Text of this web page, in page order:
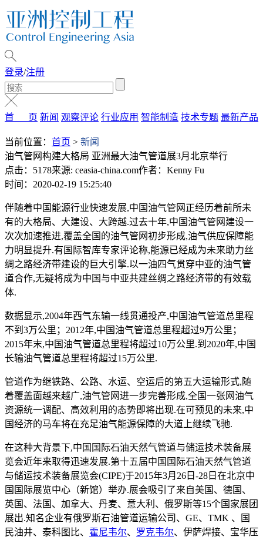
登录/注册
首 页 新闻 观察评论 行业应用 智能制造 技术专题 最新产品
当前位置： 首页 > 新闻
油气管网构建大格局 亚洲最大油气管道展3月北京举行
点击：5178来源: ceasia-china.com作者：Kenny Fu
时间：2020-02-19 15:25:40
伴随着中国能源行业快速发展,中国油气管网正经历着前所未
有的大格局、大建设、大跨越.过去十年,中国油气管网建设一
次次加速推进,覆盖全国的油气管网初步形成,油气供应保障能
力明显提升.有国际智库专家评论称,能源已经成为未来助力丝
绸之路经济带建设的巨大引擎.以一油四气贯穿中亚的油气管
道合作,无疑将成为中国与中亚共建丝绸之路经济带的有效载
体.
数据显示,2004年西气东输一线贯通投产,中国油气管道总里程
不到3万公里；2012年,中国油气管道总里程超过9万公里；
2015年末,中国油气管道总里程将超过10万公里.到2020年,中国
长输油气管道总里程将超过15万公里.
管道作为继铁路、公路、水运、空运后的第五大运输形式,随
着覆盖面越来越广,油气管网进一步完善形成,全国一张网油气
资源统一调配、高效利用的态势即将出现.在可预见的未来,中
国经济的马车将在充足油气能源保障的大道上继续飞驰.
在这种大背景下,中国国际石油天然气管道与储运技术装备展
览会近年来取得迅速发展.第十五届中国国际石油天然气管道
与储运技术装备展览会(CIPE)于2015年3月26日-28日在北京中
国国际展览中心（新馆）举办.展会吸引了来自美国、德国、
英国、法国、加拿大、丹麦、意大利、俄罗斯等15个国家展团
展出.知名企业有俄罗斯石油管道运输公司、GE、TMK 、国
民油井、泰科图比、 霍尼韦尔、 罗克韦尔、伊萨焊接、宝华压